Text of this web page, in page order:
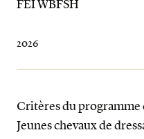
FEI WBFSH
2026
Critères du programme
Jeunes chevaux de